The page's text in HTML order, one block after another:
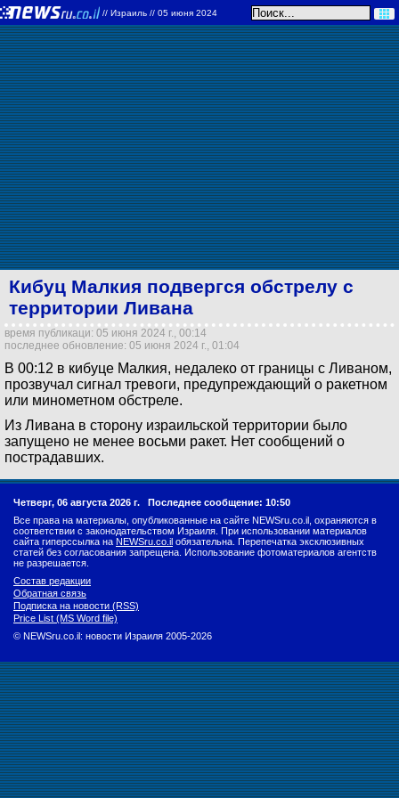
// Израиль // 05 июня 2024
Кибуц Малкия подвергся обстрелу с
территории Ливана
время публикаци: 05 июня 2024 г., 00:14
последнее обновление: 05 июня 2024 г., 01:04
В 00:12 в кибуце Малкия, недалеко от границы с Ливаном,
прозвучал сигнал тревоги, предупреждающий о ракетном
или минометном обстреле.
Из Ливана в сторону израильской территории было
запущено не менее восьми ракет. Нет сообщений о
пострадавших.
Четверг, 06 августа 2026 г. Последнее сообщение: 10:50
Все права на материалы, опубликованные на сайте NEWSru.co.il, охраняются в
соответствии с законодательством Израиля. При использовании материалов
сайта гиперссылка на NEWSru.co.il обязательна. Перепечатка эксклюзивных
статей без согласования запрещена. Использование фотоматериалов агентств
не разрешается.
Состав редакции
Обратная связь
Подписка на новости (RSS)
Price List (MS Word file)
© NEWSru.co.il: новости Израиля 2005-2026